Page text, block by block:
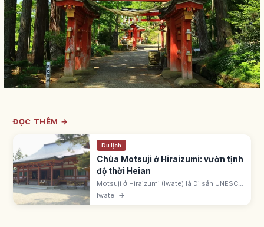
ĐỌC THÊM →
Du lịch
Chùa Motsuji ở Hiraizumi: vườn tịnh
độ thời Heian
Motsuji ở Hiraizumi (Iwate) là Di sản UNESCO
'Hiraizumi'. Ennin khai sơn 850. Fujiwara
Iwate →